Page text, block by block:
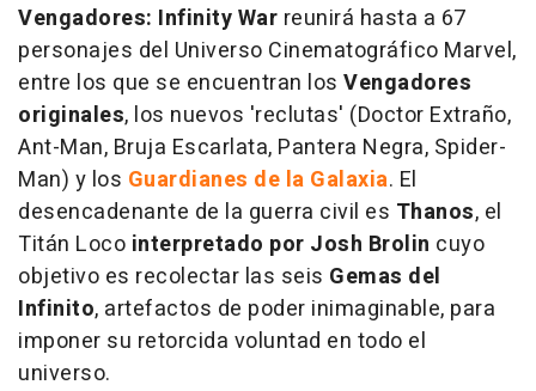
Vengadores: Infinity War reunirá hasta a 67
personajes del Universo Cinematográfico Marvel,
entre los que se encuentran los Vengadores
originales, los nuevos 'reclutas' (Doctor Extraño,
Ant-Man, Bruja Escarlata, Pantera Negra, Spider-
Man) y los Guardianes de la Galaxia. El
desencadenante de la guerra civil es Thanos, el
Titán Loco interpretado por Josh Brolin cuyo
objetivo es recolectar las seis Gemas del
Infinito, artefactos de poder inimaginable, para
imponer su retorcida voluntad en todo el
universo.